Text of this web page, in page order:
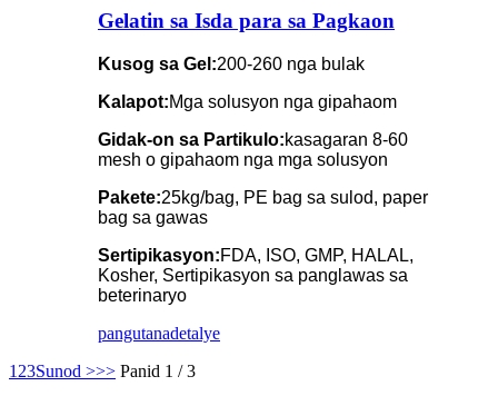
Gelatin sa Isda para sa Pagkaon
Kusog sa Gel:200-260 nga bulak
Kalapot:Mga solusyon nga gipahaom
Gidak-on sa Partikulo:kasagaran 8-60
mesh o gipahaom nga mga solusyon
Pakete:25kg/bag, PE bag sa sulod, paper
bag sa gawas
Sertipikasyon:FDA, ISO, GMP, HALAL,
Kosher, Sertipikasyon sa panglawas sa
beterinaryo
pangutanadetalye
1 23Sunod >>> Panid 1 / 3